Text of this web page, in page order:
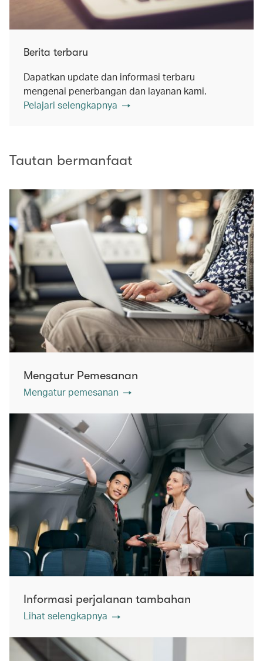
Berita terbaru
Dapatkan update dan informasi terbaru
mengenai penerbangan dan layanan kami.
Pelajari selengkapnya
Tautan bermanfaat
Mengatur Pemesanan
Mengatur pemesanan
Informasi perjalanan tambahan
Lihat selengkapnya